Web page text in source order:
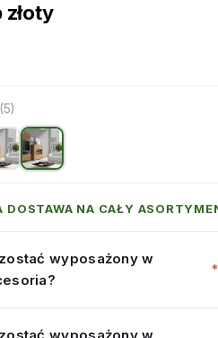
(5)
NA CAŁY
wyposażony w
*